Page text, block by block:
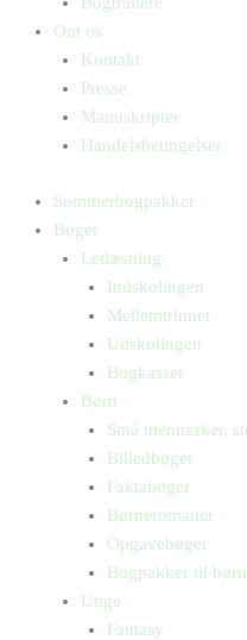
Om os
Kontakt
Presse
Manuskripter
Handelsbetingelser
Sommerbogpakker
Bøger
Letlæsning
Indskolingen
Mellemtrinnet
Udskolingen
Bogkasser
Børn
Små mennesker,
Billedbøger
Faktabøger
Børneromaner
Opgavebøger
Bogpakker til børn
Unge
Fantasy